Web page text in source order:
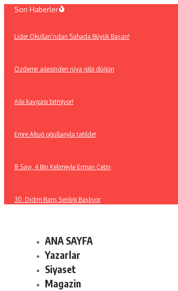
İçeriğe
Son Haberler
Lider Okulları’ndan Sahada Büyük Başarı!
Özdemir ailesinden rüya gibi düğün
Aile kavgası bitmiyor!
Emre Altuğ oğullarıyla tatilde!
8 Sayı, 4 Bin Kelimeyle Erman Çetin
30. Didim Barış Şenliği Başlıyor
ANA SAYFA
Yazarlar
Siyaset
Magazin